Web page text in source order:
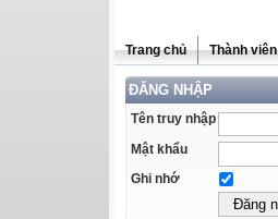
Trang chủ Thành viên
ĐĂNG NHẬP
Tên truy nhập
Mật khẩu
Ghi nhớ